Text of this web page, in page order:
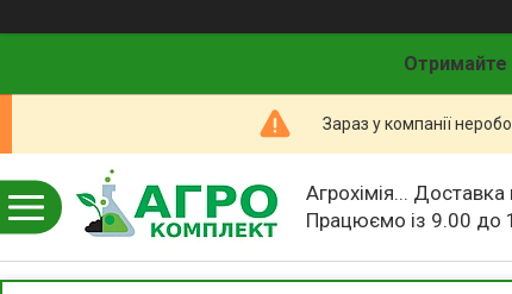
Отримайте
Зараз у компанії
Агрохімія... Доставка
Працюємо із 9.00 до